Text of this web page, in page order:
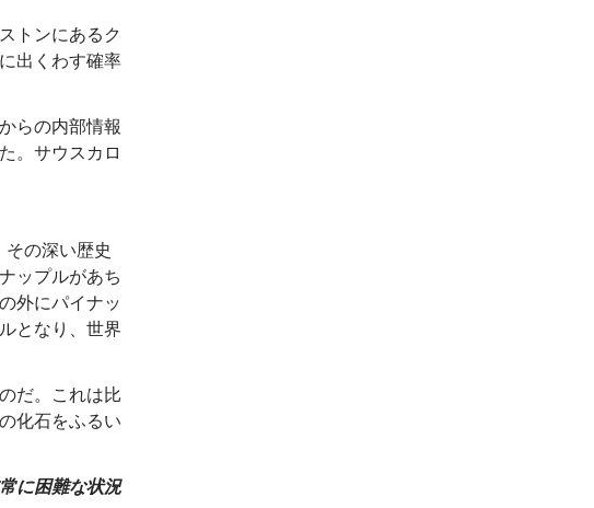
トンにあるク
出くわす確率
らの内部情報
。サウスカロ
の深い歴史
ップルがあち
外にパイナッ
となり、世界
だ。これは比
化石をふるい
に困難な状況